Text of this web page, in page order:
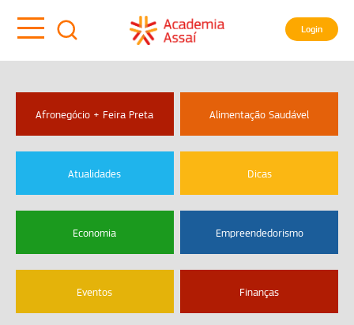
Login
Afronegócio + Feira Preta Alimentação Saudável
Atualidades Dicas
Economia Empreendedorismo
Eventos Finanças